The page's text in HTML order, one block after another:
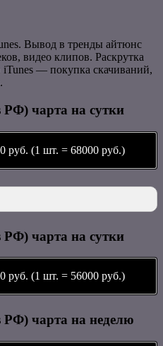
Вывод в тренды айтюнс
видео клипов. Раскрутка
— покупка скачиваний,
чарта на сутки
руб. (1 шт. = 68000 руб.)
чарта на сутки
руб. (1 шт. = 56000 руб.)
чарта на неделю